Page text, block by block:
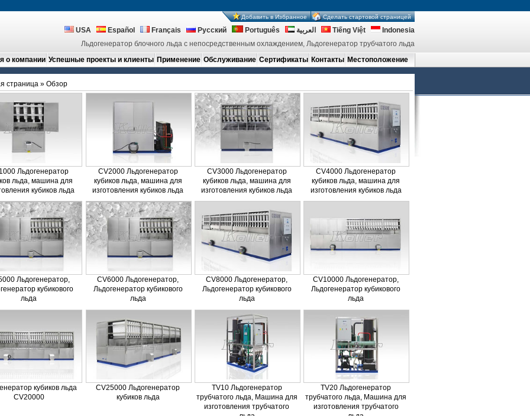
Сделать стартовой страницей
Добавить в Избранное
USA Español Français Русский Português العربية Tiếng Việt
Indonesia
Льдогенератор блочного льда с непосредственным охлаждением, Льдогенератор трубчатого льда
о компании Успешные проекты и клиенты Применение Обслуживание Сертификаты Контакты Местоположение
страница» Обзор
Льдогенератор
льда, машина для
кубиков льда
CV2000 Льдогенератор
кубиков льда, машина для
изготовления кубиков льда
CV3000 Льдогенератор
кубиков льда, машина для
изготовления кубиков льда
CV4000 Льдогенератор
кубиков льда, машина для
изготовления кубиков льда
Льдогенератор,
кубикового
льда
CV6000 Льдогенератор,
Льдогенератор кубикового
льда
CV8000 Льдогенератор,
Льдогенератор кубикового
льда
CV10000 Льдогенератор,
Льдогенератор кубикового
льда
кубиков льда
CV20000
CV25000 Льдогенератор
кубиков льда
TV10 Льдогенератор
трубчатого льда, Машина для
изготовления трубчатого
TV20 Льдогенератор
трубчатого льда, Машина для
изготовления трубчатого